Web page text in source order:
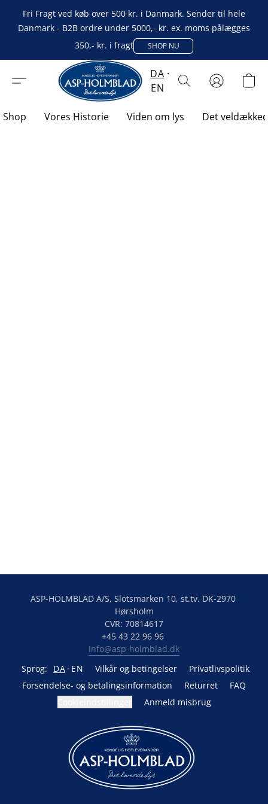
Fri Fragt ved køb over 500 kr. i Danmark. Sender til hele
Danmark - B2B ordre under 5000,- kr. ex. moms pålægges
350,- kr. i fragt
SHOP NU
DA
EN
Shop Vores Historie Viden om lys Det
ASP-HOLMBLAD A/S, Slotsmarken 10, st.tv. DK-2970
Hørsholm
CVR: 70814617
Info@asp-holmblad.dk
Sprog:
DA EN Vilkår og betingelser
Privatlivspolitik
Forsendelse- og betalingsinformation
Returret
FAQ
Anmeld misbrug